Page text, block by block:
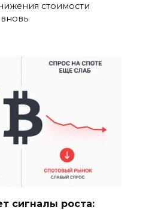
стоимости
сигналы роста: